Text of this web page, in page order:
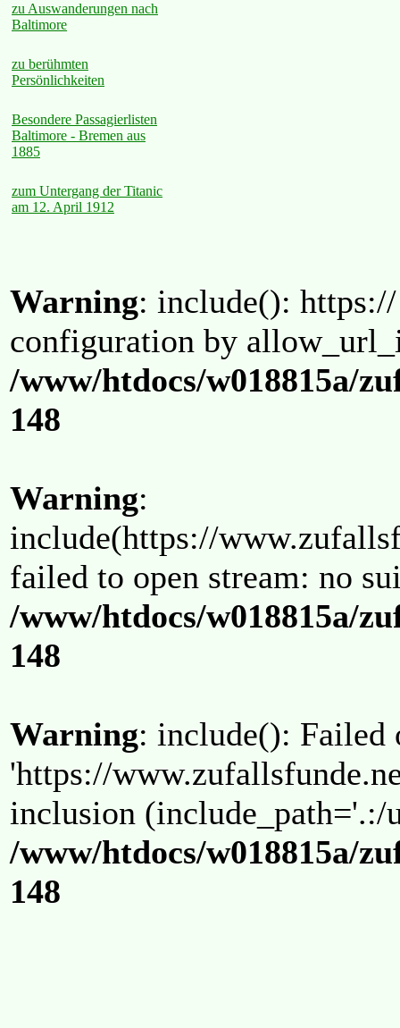
zu Auswanderungen nach
Baltimore
zu berühmten
Persönlichkeiten
Besondere Passagierlisten
Baltimore - Bremen aus
1885
zum Untergang der Titanic
am 12. April 1912
Warning: include():
configuration by
/www/htdocs/w018815a/
148
Warning:
include(https://
failed to open stream: no
/www/htdocs/w018815a/
148
Warning: include(): Failed
'https://
inclusion (include_path='.:/
/www/htdocs/w018815a/
148